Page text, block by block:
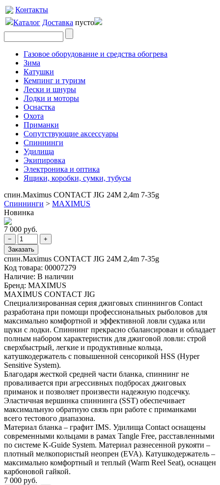
Контакты
Каталог Доставка пусто
Газовое оборудование и средства обогрева
Зима
Катушки
Кемпинг и туризм
Лески и шнуры
Лодки и моторы
Оснастка
Охота
Приманки
Сопутствующие аксессуары
Спиннинги
Удилища
Экипировка
Электроника и оптика
Ящики, коробки, сумки, тубусы
спин.Maximus CONTACT JIG 24M 2,4m 7-35g
Спиннинги > MAXIMUS
Новинка
7 000 руб.
спин.Maximus CONTACT JIG 24M 2,4m 7-35g
Код товара: 00007279
Наличие: В наличии
Бренд: MAXIMUS
MAXIMUS CONTACT JIG
Специализированная серия джиговых спиннингов Contact
разработана при помощи профессиональных рыболовов для
максимально комфортной и эффективной ловли судака или
щуки с лодки. Спиннинг прекрасно сбалансирован и обладает
полным набором характеристик для джиговой ловли: строй
сверхбыстрый, легкие и продуктивные кольца,
катушкодержатель c повышенной сенсорикой HSS (Hyper
Sensitive System).
Благодаря жесткой средней части бланка, спиннинг не
проваливается при агрессивных подбросах джиговых
приманок и позволяет произвести надежную подсечку.
Эластичная вершинка спиннинга (SST) обеспечивает
максимальную обратную связь при работе с приманками
всего тестового диапазона.
Материал бланка – графит IMS. Удилища Contact оснащены
современными кольцами в рамах Tangle Free, расставленными
по системе K-Guide System. Материал разнесенной рукояти –
плотный мелкопористый неопрен (EVA). Катушкодержатель –
максимально комфортный и теплый (Warm Reel Seat), оснащен
карбоновой гайкой.
7 000 руб.